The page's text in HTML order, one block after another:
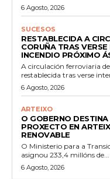
6 Agosto, 2026
SUCESOS
RESTABLECIDA A
CORUÑA TRAS
INCENDIO PRÓXIMO
A circulación ferroviaria
restablecida tras verse
6 Agosto, 2026
ARTEIXO
O GOBERNO
PROXECTO EN
RENOVABLE
O Ministerio para a
asignou 233,4 millóns de...
6 Agosto, 2026